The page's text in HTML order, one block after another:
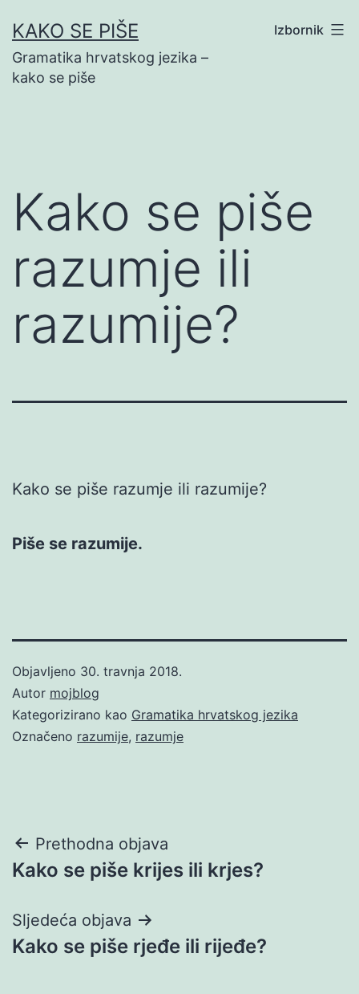
na
sadržaj
KAKO SE PIŠE
Gramatika hrvatskog jezika –
kako se piše
Izbornik
Kako se piše
razumje ili
razumije?
Kako se piše razumje ili razumije?
Piše se razumije.
Objavljeno 30. travnja 2018.
Autor mojblog
Kategorizirano kao Gramatika hrvatskog jezika
Označeno razumije, razumje
Navigacija
objava
Prethodna objava
Kako se piše krijes ili krjes?
Sljedeća objava
Kako se piše rjeđe ili rijeđe?